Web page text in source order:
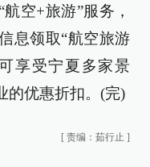
空+旅游”服务，
息领取“航空旅游
享受宁夏多家景
的优惠折扣。(完)
[ 责编：茹行止 ]